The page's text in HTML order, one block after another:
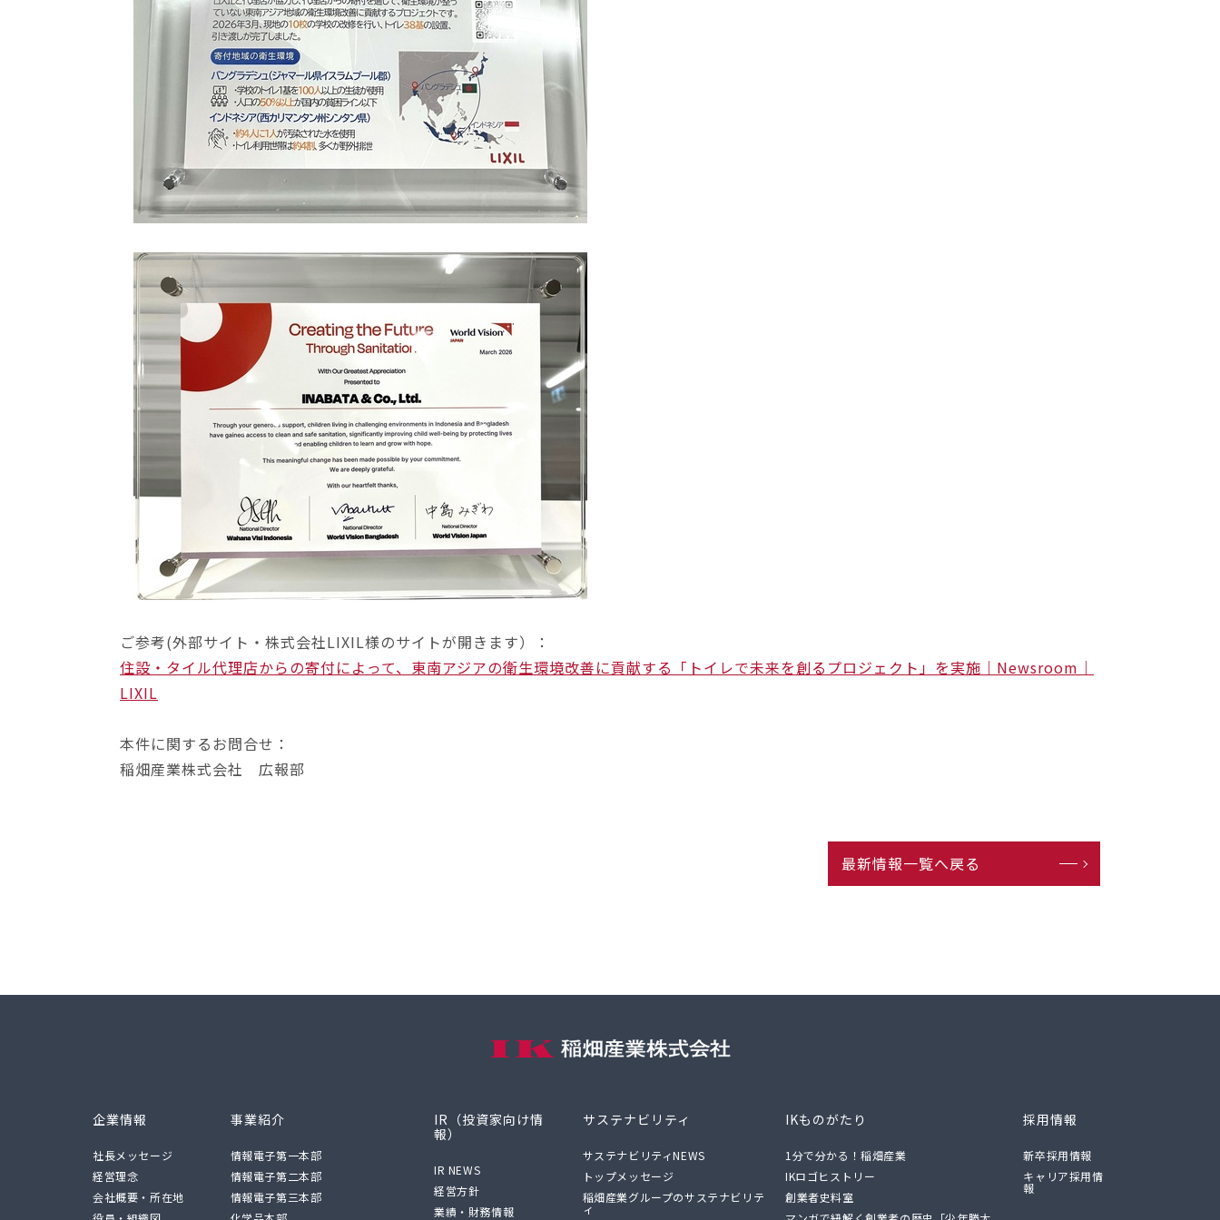
ご参考(外部サイト・株式会社LIXIL様のサイトが開きます）：
住設・タイル代理店からの寄付によって、東南アジアの衛生環境改善に貢献する「トイレで未来を創るプロジェクト」を実施｜Newsroom｜
LIXIL
本件に関するお問合せ：
稲畑産業株式会社 広報部
最新情報一覧へ戻る
企業情報
社長メッセージ
経営理念
会社概要・所在地
事業紹介
情報電子第一本部
情報電子第二本部
情報電子第三本部
IR（投資家向け情
報）
IR NEWS
経営方針
業績・財務情報
サステナビリティ
サステナビリティNEWS
トップメッセージ
稲畑産業グループのサステナビリテ
ィ
IKものがたり
1分で分かる！稲畑産業
IKロゴヒストリー
創業者史料室
採用情報
新卒採用情報
キャリア採用情
報